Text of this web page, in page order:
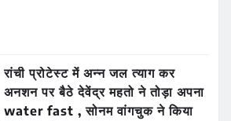
रांची प्रोटेस्ट में अन्न जल त्याग कर
अनशन पर बैठे देवेंद्र महतो ने तोड़ा अपना
water fast , सोनम वांगचुक ने किया